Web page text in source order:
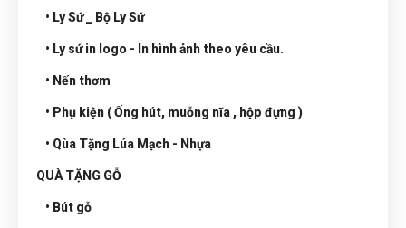
• Ly Sứ _ Bộ Ly Sứ
• Ly sứ in logo - In hình ảnh theo yêu cầu.
• Nến thơm
• Phụ kiện ( Ống hút, muỗng nĩa , hộp đựng )
• Qùa Tặng Lúa Mạch - Nhựa
QUÀ TẶNG GỖ
• Bút gỗ